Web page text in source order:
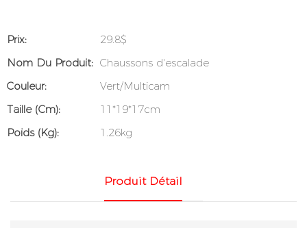
Prix:
29.8$
Nom Du Produit: Chaussons d'escalade
Couleur:
Vert/Multicam
Taille (cm):
11*19*17cm
Poids (kg):
1.26kg
Produit Détail